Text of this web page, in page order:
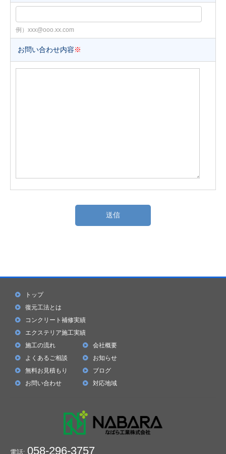
例）xxx@ooo.xx.com
お問い合わせ内容※
トップ
復元工法とは
コンクリート補修実績
エクステリア施工実績
施工の流れ
よくあるご相談
無料お見積もり
お問い合わせ
会社概要
お知らせ
ブログ
対応地域
電話: 058-296-3757